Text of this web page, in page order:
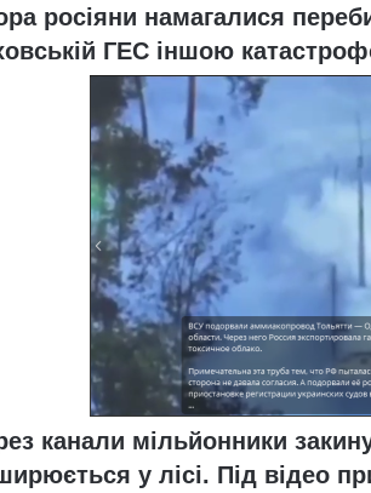
росіяни намагалися
ГЕС іншою
канали мільйонники
у лісі. Під відео